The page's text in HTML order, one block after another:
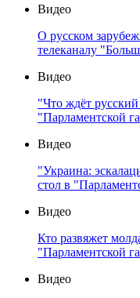
Видео
О русском
телеканалу
Видео
"Что ждёт
"Парламентской
Видео
"Украина:
стол в
Видео
Кто развяжет
"Парламентской
Видео